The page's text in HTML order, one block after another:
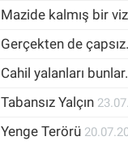
Mazide kalmış bir
Gerçekten de
Cahil yalanları
Tabansız Yalçın
Yenge Terörü